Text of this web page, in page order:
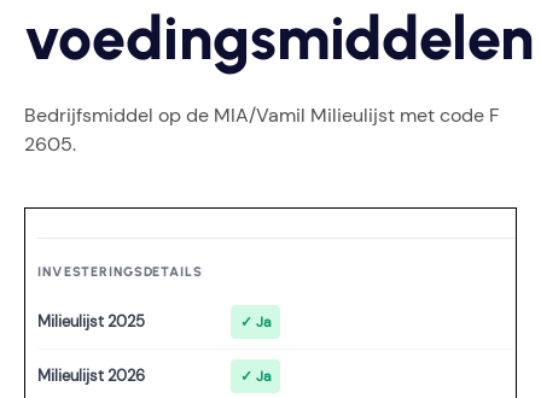
voedingsmiddelen
Bedrijfsmiddel op de MIA/Vamil Milieulijst met code F
2605.
INVESTERINGSDETAILS
Milieulijst 2025 ✓ Ja
Milieulijst 2026 ✓ Ja